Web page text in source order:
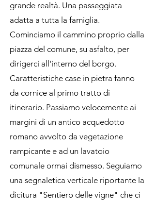
grande realtà. Una passeggiata
adatta a tutta la famiglia.
Cominciamo il cammino proprio dalla
piazza del comune, su asfalto, per
dirigerci all'interno del borgo.
Caratteristiche case in pietra fanno
da cornice al primo tratto di
itinerario. Passiamo velocemente ai
margini di un antico acquedotto
romano avvolto da vegetazione
rampicante e ad un lavatoio
comunale ormai dismesso. Seguiamo
una segnaletica verticale riportante la
dicitura "Sentiero delle vigne" che ci